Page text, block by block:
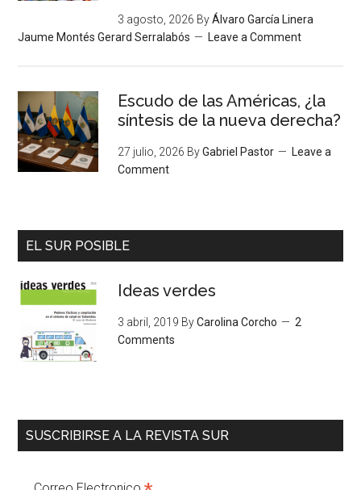
3 agosto, 2026 ByÁlvaro García Linera
Jaume Montés Gerard Serralabós
Leave a Comment
Escudo de las Américas, ¿la
síntesis de la nueva derecha?
27 julio, 2026 ByGabriel Pastor
Leave a
Comment
EL SUR POSIBLE
Ideas verdes
3 abril, 2019 ByCarolina Corcho
2
Comments
SUSCRIBIRSE A LA REVISTA SUR